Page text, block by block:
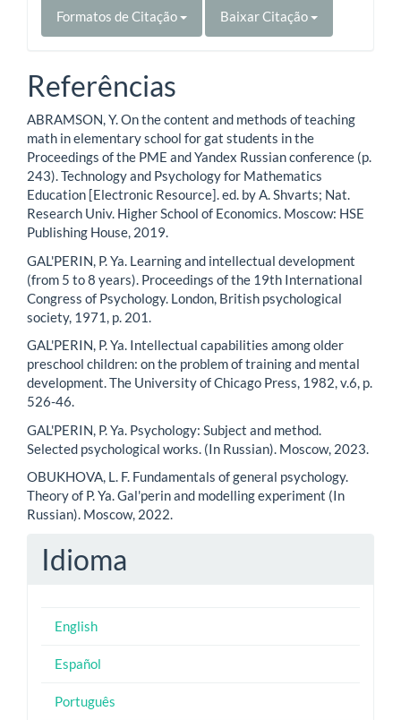
Formatos de Citação Baixar Citação
Referências
ABRAMSON, Y. On the content and methods of teaching
math in elementary school for gat students in the
Proceedings of the PME and Yandex Russian conference (p.
243). Technology and Psychology for Mathematics
Education [Electronic Resourсe]. ed. by A. Shvarts; Nat.
Research Univ. Higher School of Economics. Moscow: HSE
Publishing House, 2019.
GAL'PERIN, P. Ya. Learning and intellectual development
(from 5 to 8 years). Proceedings of the 19th International
Congress of Psychology. London, British psychological
society, 1971, p. 201.
GAL'PERIN, P. Ya. Intellectual capabilities among older
preschool children: on the problem of training and mental
development. The University of Chicago Press, 1982, v.6, p.
526-46.
GAL'PERIN, P. Ya. Psychology: Subject and method.
Selected psychological works. (In Russian). Moscow, 2023.
OBUKHOVA, L. F. Fundamentals of general psychology.
Theory of P. Ya. Gal'perin and modelling experiment (In
Russian). Moscow, 2022.
Idioma
English
Español
Português